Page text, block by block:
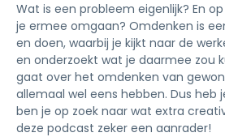
Wat is een probleem eigenlijk? En
je ermee omgaan? Omdenken is
en doen, waarbij je kijkt naar de
en onderzoekt wat je daarmee zou
gaat over het omdenken van
allemaal wel eens hebben. Dus heb
ben je op zoek naar wat extra
deze podcast zeker een aanrader!